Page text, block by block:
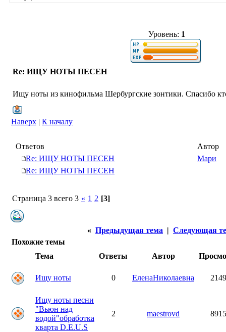
Уровень: 1
Re: ИЩУ НОТЫ ПЕСЕН
Ищу ноты из кинофильма Шербургские зонтики. Спасибо
Наверх | К началу
Ответов
Автор
Re: ИЩУ НОТЫ ПЕСЕН
Мари
Re: ИЩУ НОТЫ ПЕСЕН
Страница 3 всего 3 « 1 2 [3]
« Предыдущая тема | Следующая
Похожие темы
Тема
Ответы Автор
Ищу ноты 0 ЕленаНиколаевна
Ищу ноты песни
"Вьюн над
водой"обработка
кварта D.E.U.S
2 maestrovd